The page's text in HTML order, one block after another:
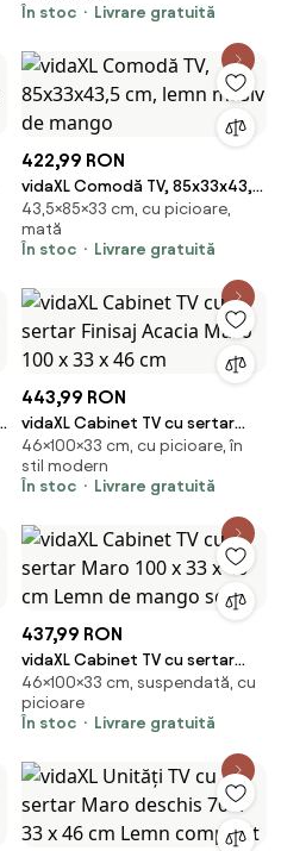
În stoc
Livrare gratuită
422,99 RON
vidaXL Comodă TV, 85x33x43,5
cm, lemn masiv de mango
43,5×85×33 cm, cu picioare,
mată
În stoc
Livrare gratuită
443,99 RON
vidaXL Cabinet TV cu sertar
Finisaj Acacia Maro 100 x 33 x 46
cm
46×100×33 cm, cu picioare, în
stil modern
În stoc
Livrare gratuită
437,99 RON
vidaXL Cabinet TV cu sertar
Maro 100 x 33 x 46 cm Lemn de
mango solid
46×100×33 cm, suspendată, cu
picioare
În stoc
Livrare gratuită